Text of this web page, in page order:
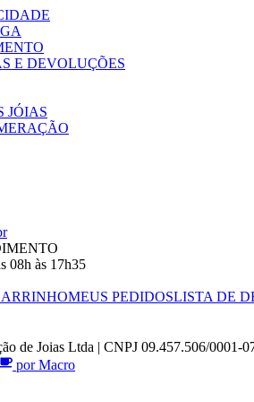
E DEVOLUÇÕES
JÓIAS
08h às 17h35
MEUS PEDIDOSLISTA DE
de Joias Ltda | CNPJ 09.457.506/0001-
por Macro